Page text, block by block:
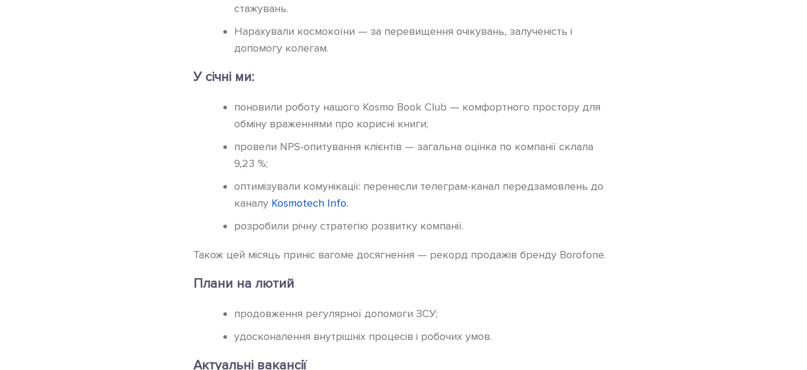
стажувань.
Нарахували космокоїни — за перевищення очікувань, залученість і
допомогу колегам.
У січні ми:
поновили роботу нашого Kosmo Book Club — комфортного простору для
обміну враженнями про корисні книги;
провели NPS-опитування клієнтів — загальна оцінка по компанії склала
9,23 %;
оптимізували комунікації: перенесли телеграм-канал передзамовлень до
каналу Kosmotech Info.
розробили річну стратегію розвитку компанії.
Також цей місяць приніс вагоме досягнення — рекорд продажів бренду Borofone.
Плани на лютий
продовження регулярної допомоги ЗСУ;
удосконалення внутрішніх процесів і робочих умов.
Актуальні вакансії